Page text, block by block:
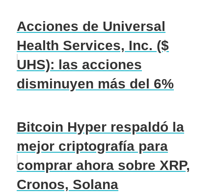
Acciones de Universal
Health Services, Inc. ($
UHS): las acciones
disminuyen más del 6%
Bitcoin Hyper respaldó la
mejor criptografía para
comprar ahora sobre XRP,
Cronos, Solana